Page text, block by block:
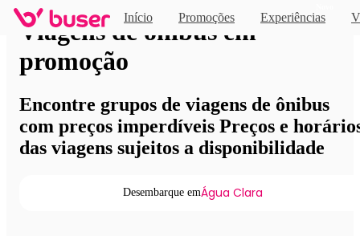
Início Promoções Experiências
Viagens de ônibus em
promoção
Encontre grupos de viagens de ônibus
com preços imperdíveis Preços e
das viagens sujeitos a disponibilidade
Desembarque emÁgua Clara